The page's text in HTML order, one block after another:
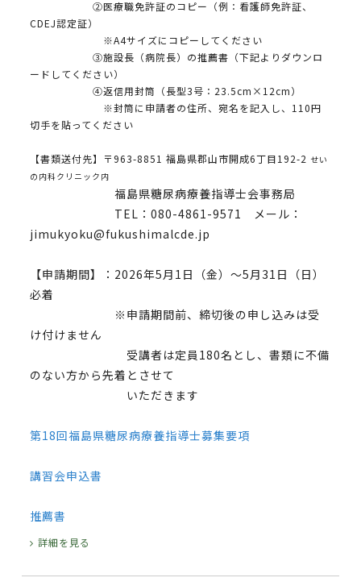
②医療職免許証のコピー（例：看護師免許証、
CDEJ認定証）
※A4サイズにコピーしてください
③施設長（病院長）の推薦書（下記よりダウンロ
ードしてください）
④返信用封筒（長型3号：23.5cm×12cm）
※封筒に申請者の住所、宛名を記入し、110円
切手を貼ってください
【書類送付先】〒963-8851 福島県郡山市開成6丁目192-2 せい
の内科クリニック内
福島県糖尿病療養指導士会事務局
TEL：080-4861-9571 メール：
jimukyoku@fukushimalcde.jp
【申請期間】：2026年5月1日（金）～5月31日（日）
必着
※申請期間前、締切後の申し込みは受
け付けません
受講者は定員180名とし、書類に不備
のない方から先着とさせて
いただきます
第18回福島県糖尿病療養指導士募集要項
講習会申込書
推薦書
詳細を見る